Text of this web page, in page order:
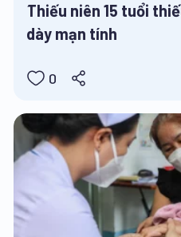
Thiếu niên 15 tuổi
dày mạn tính
0